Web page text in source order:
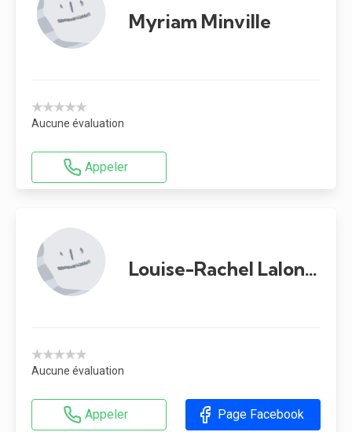
Myriam Minville
★★★★★
Aucune évaluation
Appeler
Louise-Rachel Lalonde
★★★★★
Aucune évaluation
Appeler Page Facebook